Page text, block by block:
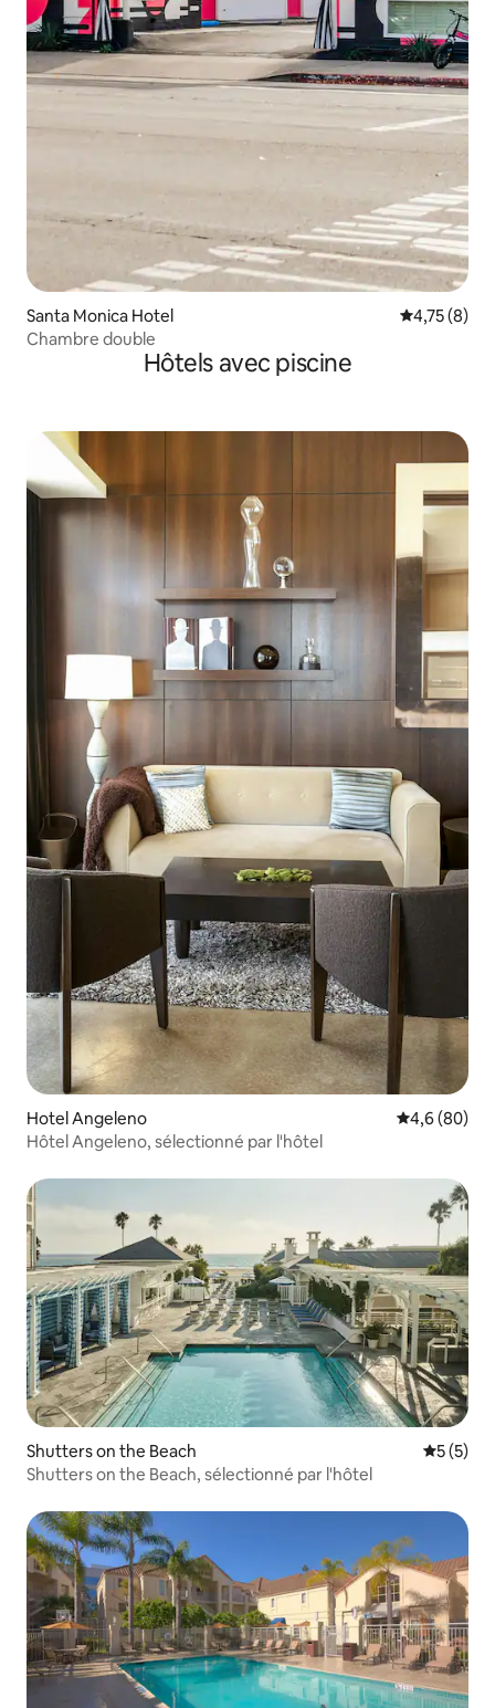
Santa Monica Hotel Évaluation
4,75 (8)
Chambre double
Hôtels avec piscine
Hotel Angeleno Évaluation
4,6 (80)
Hôtel Angeleno, sélectionné par l'hôtel
Shutters on the Beach
5 (5)
Shutters on the Beach, sélectionné par l'hôtel